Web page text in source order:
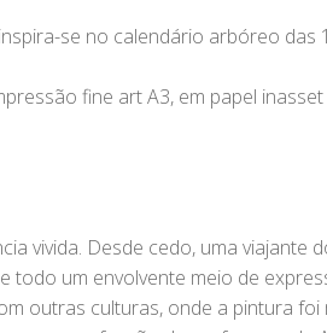
se no calendário arbóreo
fine art A3, em papel inasset
vivida. Desde cedo, uma
um envolvente meio de
outras culturas, onde a pintura